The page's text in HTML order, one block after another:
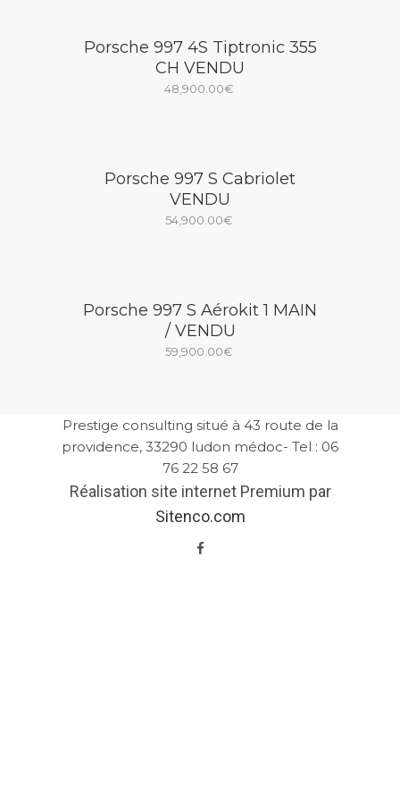
Porsche 997 4S Tiptronic 355
CH VENDU
48,900.00€
Porsche 997 S Cabriolet
VENDU
54,900.00€
Porsche 997 S Aérokit 1 MAIN
/ VENDU
59,900.00€
Prestige consulting situé à 43 route de la
providence, 33290 ludon médoc- Tel : 06
76 22 58 67
Réalisation site internet Premium par
Sitenco.com